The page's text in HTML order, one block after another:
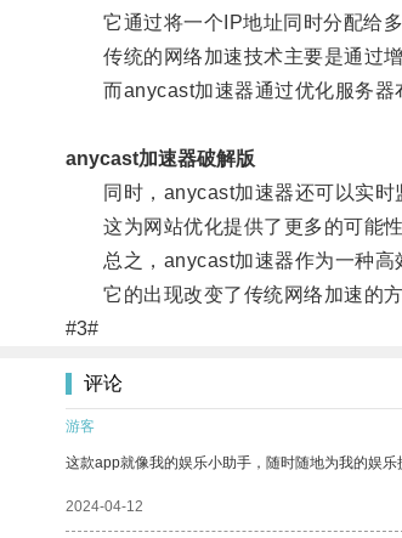
它通过将一个IP地址同时分配给多
传统的网络加速技术主要是通过增
而anycast加速器通过优化服务器布
anycast加速器破解版
同时，anycast加速器还可以实时监
这为网站优化提供了更多的可能性
总之，anycast加速器作为一种高
它的出现改变了传统网络加速的方
#3#
评论
游客
这款app就像我的娱乐小助手，随时随地为我的娱乐
2024-04-12